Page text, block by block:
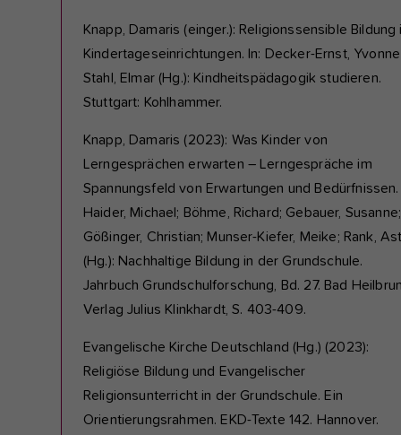
Knapp, Damaris (einger.): Religionssensible Bildung
Kindertageseinrichtungen. In: Decker-Ernst,
Stahl, Elmar (Hg.): Kindheitspädagogik studieren.
Stuttgart: Kohlhammer.
Knapp, Damaris (2023): Was Kinder von
Lerngesprächen erwarten – Lerngespräche im
Spannungsfeld von Erwartungen und Bedürfnissen.
Haider, Michael; Böhme, Richard; Gebauer, Susanne;
Gößinger, Christian; Munser-Kiefer, Meike; Rank,
(Hg.): Nachhaltige Bildung in der Grundschule.
Jahrbuch Grundschulforschung, Bd. 27. Bad
Verlag Julius Klinkhardt, S. 403-409.
Evangelische Kirche Deutschland (Hg.) (2023):
Religiöse Bildung und Evangelischer
Religionsunterricht in der Grundschule. Ein
Orientierungsrahmen. EKD-Texte 142. Hannover.